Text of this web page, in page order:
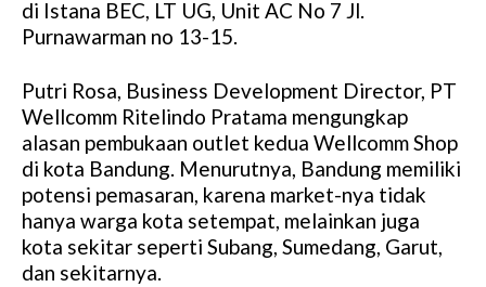
di Istana BEC, LT UG, Unit AC No 7 Jl.
Purnawarman no 13-15.
Putri Rosa, Business Development Director, PT
Wellcomm Ritelindo Pratama mengungkap
alasan pembukaan outlet kedua Wellcomm Shop
di kota Bandung. Menurutnya, Bandung memiliki
potensi pemasaran, karena market-nya tidak
hanya warga kota setempat, melainkan juga
kota sekitar seperti Subang, Sumedang, Garut,
dan sekitarnya.